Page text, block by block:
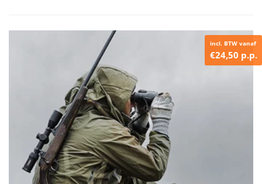
incl. BTW vanaf
€24,50 p.p.